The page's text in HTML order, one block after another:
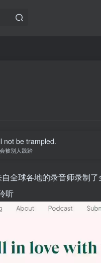
not be trampled.
被别人践踏
全球各地的录音师录制
听